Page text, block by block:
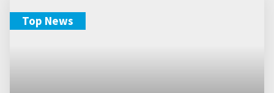
Top News